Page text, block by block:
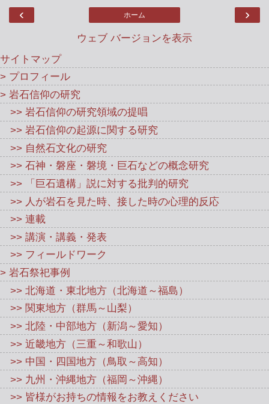
‹ ›
ホーム
ウェブ バージョンを表示
サイトマップ
> プロフィール
> 岩石信仰の研究
>> 岩石信仰の研究領域の提唱
>> 岩石信仰の起源に関する研究
>> 自然石文化の研究
>> 石神・磐座・磐境・巨石などの概念研究
>> 「巨石遺構」説に対する批判的研究
>> 人が岩石を見た時、接した時の心理的反応
>> 連載
>> 講演・講義・発表
>> フィールドワーク
> 岩石祭祀事例
>> 北海道・東北地方（北海道～福島）
>> 関東地方（群馬～山梨）
>> 北陸・中部地方（新潟～愛知）
>> 近畿地方（三重～和歌山）
>> 中国・四国地方（鳥取～高知）
>> 九州・沖縄地方（福岡～沖縄）
>> 皆様がお持ちの情報をお教えください